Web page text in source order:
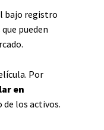
bajo registro
pueden
Por
en
de los activos.